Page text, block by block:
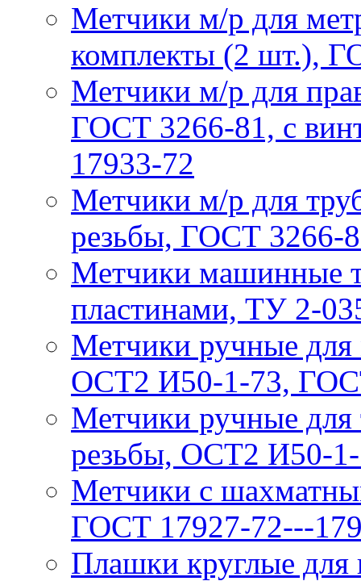
Метчики м/р для
комплекты (2 шт.),
Метчики м/р для
ГОСТ 3266-81, с
17933-72
Метчики м/р для
резьбы, ГОСТ 3266-
Метчики машинные
пластинами, ТУ 2-
Метчики ручные
ОСТ2 И50-1-73,
Метчики ручные для
резьбы, ОСТ2 И50-
Метчики с
ГОСТ 17927-72---
Плaшки круглые